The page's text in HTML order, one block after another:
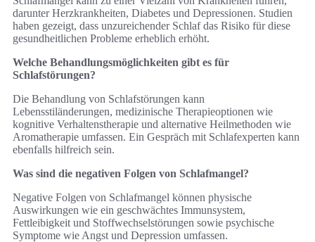
darunter Herzkrankheiten, Diabetes und Depressionen. Studien
haben gezeigt, dass unzureichender Schlaf das Risiko für diese
gesundheitlichen Probleme erheblich erhöht.
Welche Behandlungsmöglichkeiten gibt es für
Schlafstörungen?
Die Behandlung von Schlafstörungen kann
Lebensstiländerungen, medizinische Therapieoptionen wie
kognitive Verhaltenstherapie und alternative Heilmethoden wie
Aromatherapie umfassen. Ein Gespräch mit Schlafexperten kann
ebenfalls hilfreich sein.
Was sind die negativen Folgen von Schlafmangel?
Negative Folgen von Schlafmangel können physische
Auswirkungen wie ein geschwächtes Immunsystem,
Fettleibigkeit und Stoffwechselstörungen sowie psychische
Symptome wie Angst und Depression umfassen.